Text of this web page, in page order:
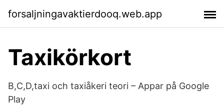
forsaljningavaktierdooq.web.app
Taxikörkort
B,C,D,taxi och taxiåkeri teori – Appar på Google
Play